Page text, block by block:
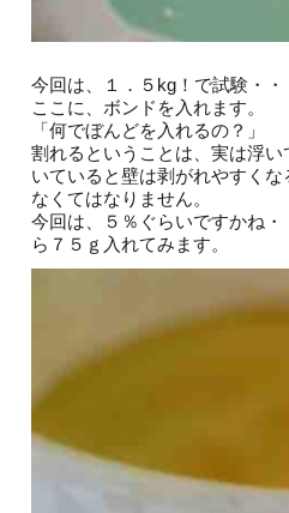
今回は、１．５kg！で試験・・
ここに、ボンドを入れます。
「何でぼんどを入れるの？」
割れるということは、実は浮
いていると壁は剥がれやすく
なくてはなりません。
今回は、５％ぐらいですかね
ら７５ｇ入れてみます。